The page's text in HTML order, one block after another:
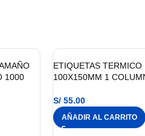
1000
ETIQUETAS TERMICO
100X150MM 1
S/55.00
AÑADIR AL CARRITO